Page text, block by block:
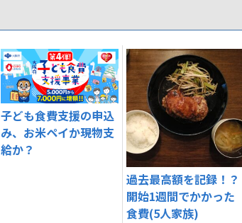
子ども食費支援の申込
み、お米ペイか現物支
給か？
過去最高額を記録！？
開始1週間でかかった
食費(5人家族)